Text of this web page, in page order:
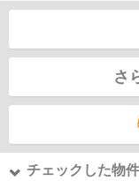
さ
チェックした物